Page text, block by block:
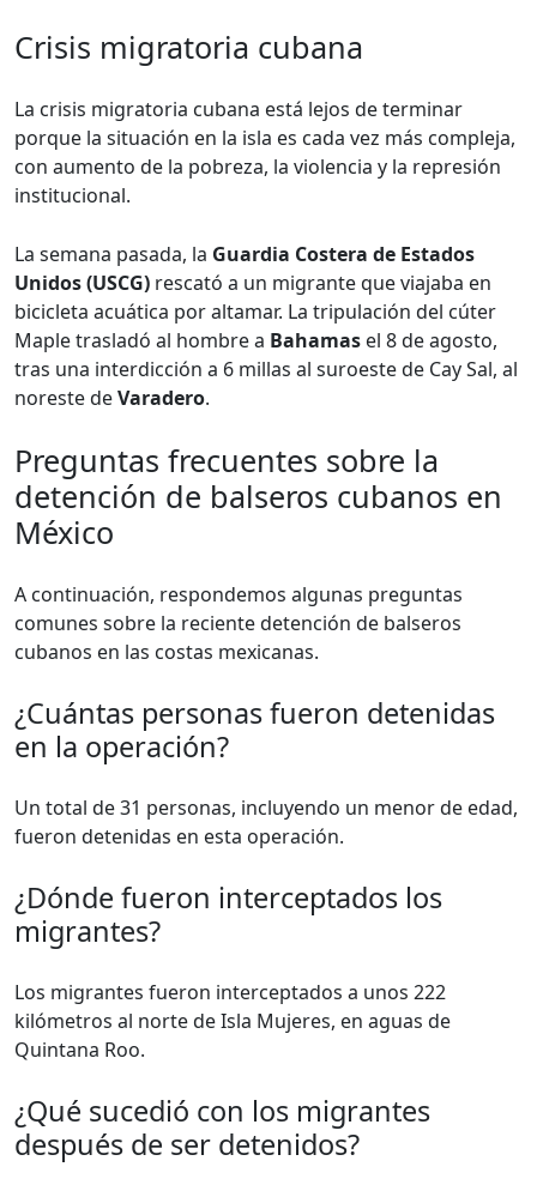
Crisis migratoria cubana
La crisis migratoria cubana está lejos de terminar
porque la situación en la isla es cada vez más compleja,
con aumento de la pobreza, la violencia y la represión
institucional.
La semana pasada, la Guardia Costera de Estados
Unidos (USCG) rescató a un migrante que viajaba en
bicicleta acuática por altamar. La tripulación del cúter
Maple trasladó al hombre a Bahamas el 8 de agosto,
tras una interdicción a 6 millas al suroeste de Cay Sal, al
noreste deVaradero.
Preguntas frecuentes sobre la
detención de balseros cubanos en
México
A continuación, respondemos algunas preguntas
comunes sobre la reciente detención de balseros
cubanos en las costas mexicanas.
¿Cuántas personas fueron detenidas
en la operación?
Un total de 31 personas, incluyendo un menor de edad,
fueron detenidas en esta operación.
¿Dónde fueron interceptados los
migrantes?
Los migrantes fueron interceptados a unos 222
kilómetros al norte de Isla Mujeres, en aguas de
Quintana Roo.
¿Qué sucedió con los migrantes
después de ser detenidos?